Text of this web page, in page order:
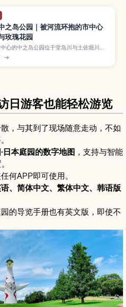
之岛公园｜被河流环抱的市中心
玫瑰花园
心的中之岛公园位于堂岛川与土佐堀川之
座延伸约1.5公里的河岛公园，集绿地、玫
历史建筑于一体。本文介绍中之岛公园的主
→
日游客也能轻松游览
，与其到了现场随意走动，不如
日本庭园的数字地图 ，支持与智能
何APP即可使用。
、简体中文、繁体中文、韩语版
的导览手册也有英文版，即使不